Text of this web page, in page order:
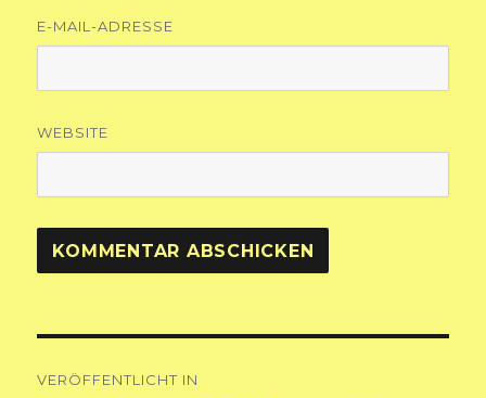
E-MAIL-ADRESSE
WEBSITE
VERÖFFENTLICHT IN